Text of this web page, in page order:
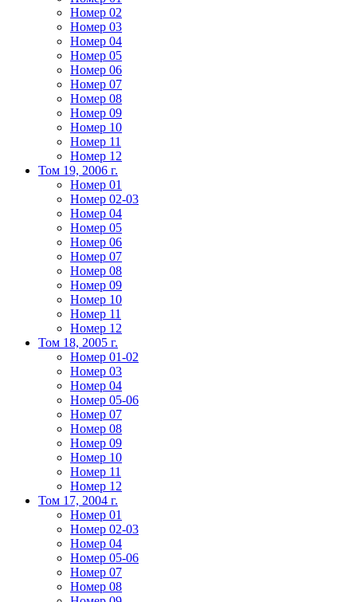
Номер 02
Номер 03
Номер 04
Номер 05
Номер 06
Номер 07
Номер 08
Номер 09
Номер 10
Номер 11
Номер 12
Том 19, 2006 г.
Номер 01
Номер 02-03
Номер 04
Номер 05
Номер 06
Номер 07
Номер 08
Номер 09
Номер 10
Номер 11
Номер 12
Том 18, 2005 г.
Номер 01-02
Номер 03
Номер 04
Номер 05-06
Номер 07
Номер 08
Номер 09
Номер 10
Номер 11
Номер 12
Том 17, 2004 г.
Номер 01
Номер 02-03
Номер 04
Номер 05-06
Номер 07
Номер 08